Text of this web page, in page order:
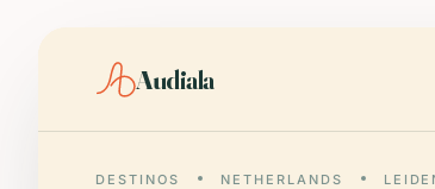
Audiala
DESTINOS NETHERLANDS